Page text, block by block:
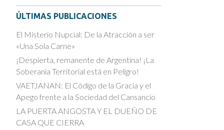
ÚLTIMAS PUBLICACIONES
El Misterio Nupcial: De la Atracción a ser
«Una Sola Carne»
¡Despierta, remanente de Argentina! ¡La
Soberanía Territorial está en Peligro!
VAETJANAN: El Código de la Gracia y el
Apego frente a la Sociedad del Cansancio
LA PUERTA ANGOSTA Y EL DUEÑO DE
CASA QUE CIERRA